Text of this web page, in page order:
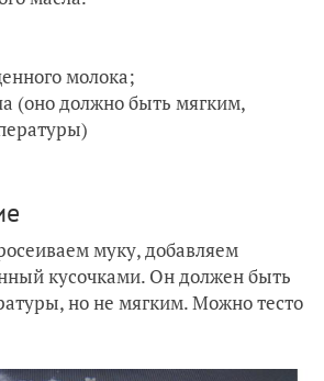
молока;
(оно должно быть мягким,
муку, добавляем
кусочками. Он должен быть
но не мягким. Можно тесто